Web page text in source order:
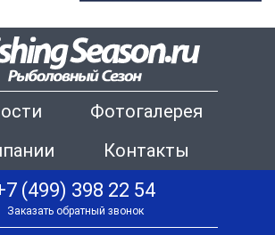
Фотогалерея
Контакты
(499) 398 22 54
Заказать обратный звонок